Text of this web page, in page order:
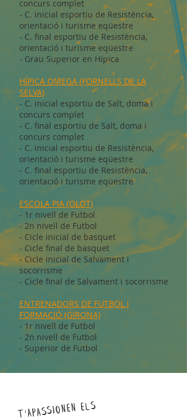
concurs complet
- C. inicial esportiu de Resistència,
orientació i turisme eqüestre
- C. final esportiu de Resistència,
orientació i turisme eqüestre
- Grau Superior en Hípica
HÍPICA OMEGA (FORNELLS DE LA
SELVA)
- C. inicial esportiu de Salt, doma i
concurs complet
- C. final esportiu de Salt, doma i
concurs complet
- C. inicial esportiu de Resistència,
orientació i turisme eqüestre
- C. final esportiu de Resistència,
orientació i turisme eqüestre
ESCOLA PIA (OLOT)
- 1r nivell de Futbol
- 2n nivell de Futbol
- Cicle inicial de basquet
- Cicle final de basquet
- Cicle inicial de Salvament i
socorrisme
- Cicle final de Salvament i socorrisme
ENTRENADORS DE FUTBOL i
FORMACIÓ (GIRONA)
- 1r nivell de Futbol
- 2n nivell de Futbol
- Superior de Futbol
t'apassionen els